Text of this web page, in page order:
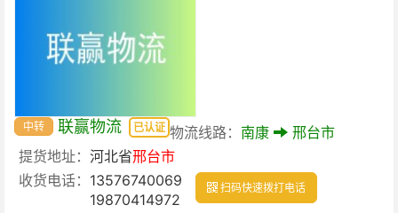
中转 联赢物流 已认证 物流线路： 南康
邢台市
提货地址： 河北省邢台市
收货电话： 13576740069
19870414972
扫码快速拨打电话